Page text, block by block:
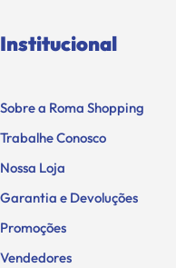
Institucional
Sobre a Roma Shopping
Trabalhe Conosco
Nossa Loja
Garantia e Devoluções
Promoções
Vendedores